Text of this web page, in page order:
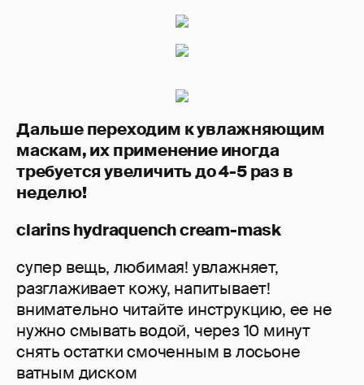
Дальше переходим к увлажняющим
маскам, их применение иногда
требуется увеличить до 4-5 раз в
неделю!
clarins hydraquench cream-mask
супер вещь, любимая! увлажняет,
разглаживает кожу, напитывает!
внимательно читайте инструкцию, ее не
нужно смывать водой, через 10 минут
снять остатки смоченным в лосьоне
ватным диском